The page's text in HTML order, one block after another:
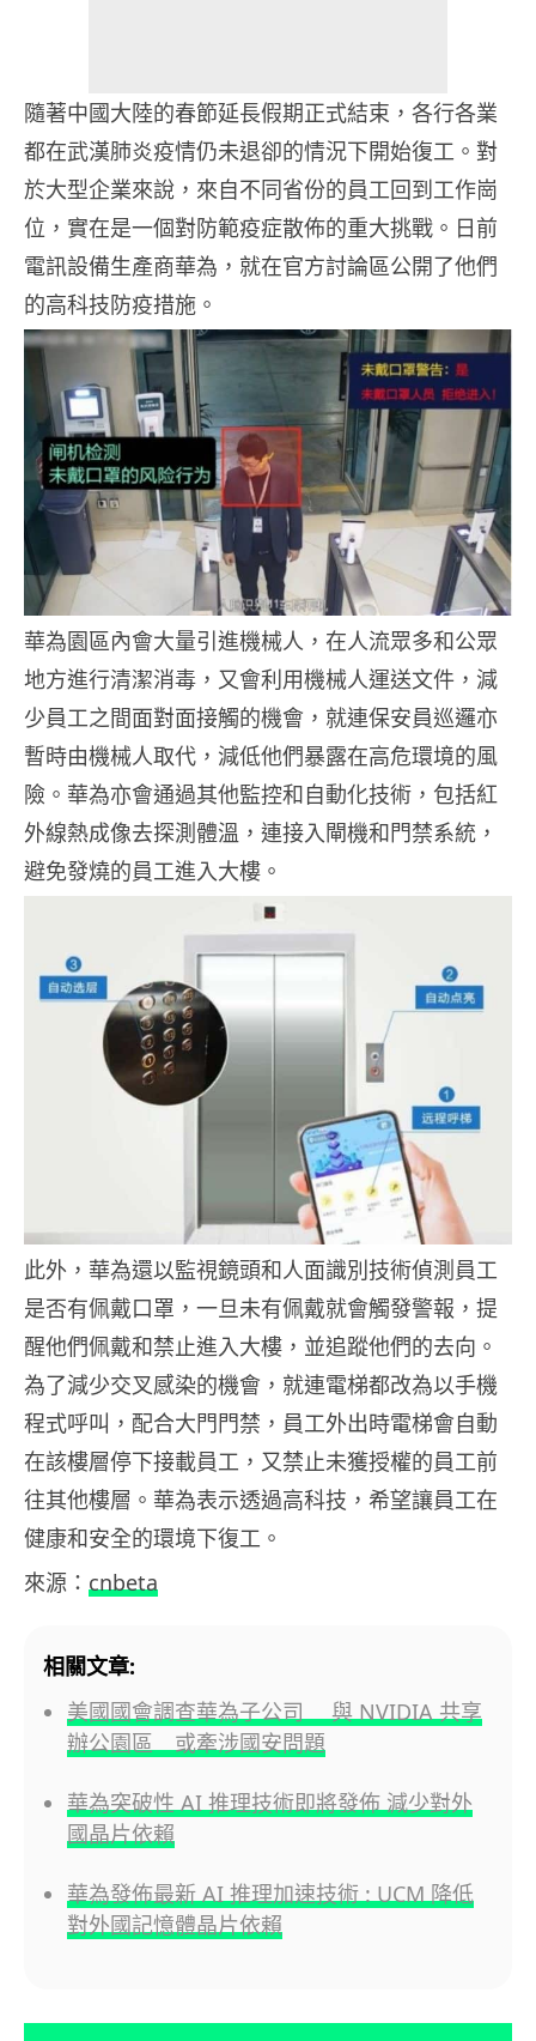
隨著中國大陸的春節延長假期正式結束，各行各業
都在武漢肺炎疫情仍未退卻的情況下開始復工。對
於大型企業來說，來自不同省份的員工回到工作崗
位，實在是一個對防範疫症散佈的重大挑戰。日前
電訊設備生產商華為，就在官方討論區公開了他們
的高科技防疫措施。
華為園區內會大量引進機械人，在人流眾多和公眾
地方進行清潔消毒，又會利用機械人運送文件，減
少員工之間面對面接觸的機會，就連保安員巡邏亦
暫時由機械人取代，減低他們暴露在高危環境的風
險。華為亦會通過其他監控和自動化技術，包括紅
外線熱成像去探測體溫，連接入閘機和門禁系統，
避免發燒的員工進入大樓。
此外，華為還以監視鏡頭和人面識別技術偵測員工
是否有佩戴口罩，一旦未有佩戴就會觸發警報，提
醒他們佩戴和禁止進入大樓，並追蹤他們的去向。
為了減少交叉感染的機會，就連電梯都改為以手機
程式呼叫，配合大門門禁，員工外出時電梯會自動
在該樓層停下接載員工，又禁止未獲授權的員工前
往其他樓層。華為表示透過高科技，希望讓員工在
健康和安全的環境下復工。
來源： cnbeta
相關文章:
美國國會調查華為子公司 與 NVIDIA 共享
辦公園區 或牽涉國安問題
華為突破性 AI 推理技術即將發佈 減少對外
國晶片依賴
華為發佈最新 AI 推理加速技術 : UCM 降低
對外國記憶體晶片依賴